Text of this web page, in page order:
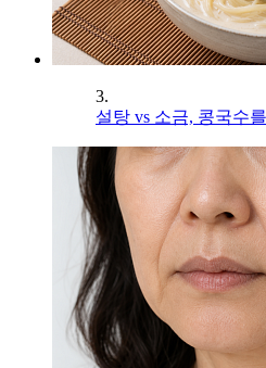
3.
설탕 vs 소금, 콩국수